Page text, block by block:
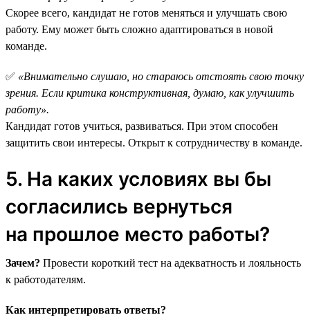
Скорее всего, кандидат не готов меняться и улучшать свою
работу. Ему может быть сложно адаптироваться в новой
команде.
✅ «Внимательно слушаю, но стараюсь отстоять свою точку
зрения. Если критика конструктивная, думаю, как улучшить
работу».
Кандидат готов учиться, развиваться. При этом способен
защитить свои интересы. Открыт к сотрудничеству в команде.
5. На каких условиях вы бы
согласились вернуться
на прошлое место работы?
Зачем? Провести короткий тест на адекватность и лояльность
к работодателям.
Как интерпретировать ответы?